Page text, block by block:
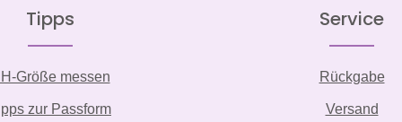
Tipps
Größe messen
zur Passform
Service
Rückgabe
Versand